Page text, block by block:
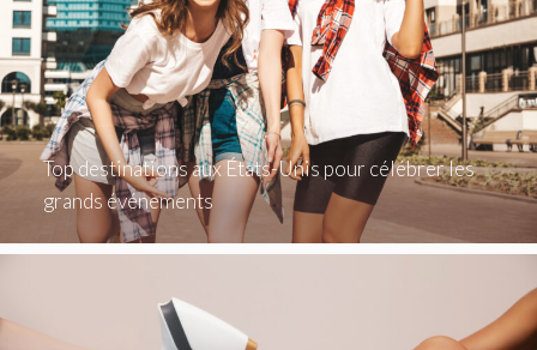
Top destinations aux États-Unis pour célébrer les
grands événements